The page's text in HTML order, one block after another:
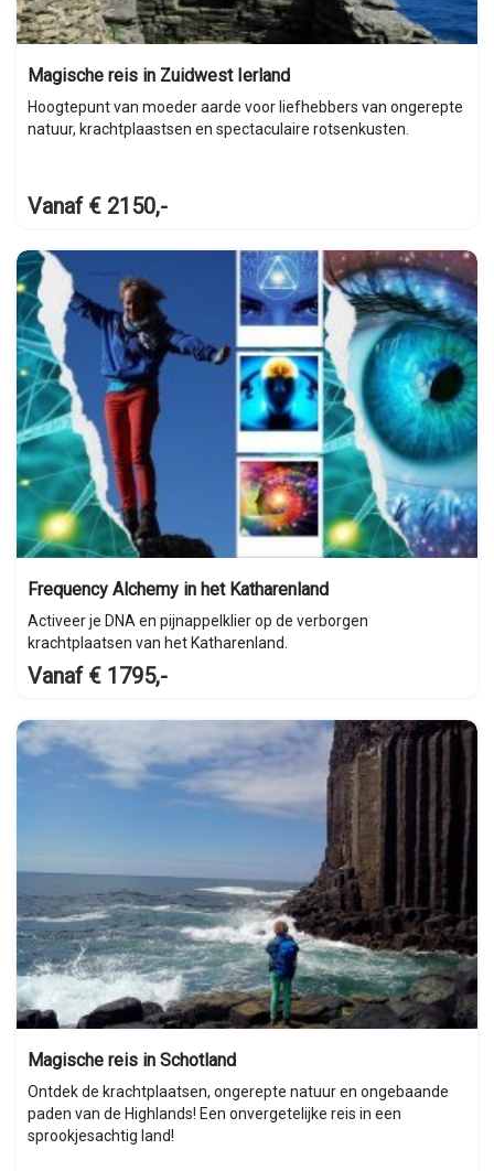
Magische reis in Zuidwest Ierland
Hoogtepunt van moeder aarde voor liefhebbers van ongerepte
natuur, krachtplaastsen en spectaculaire rotsenkusten.
Vanaf € 2150,-
Frequency Alchemy in het Katharenland
Activeer je DNA en pijnappelklier op de verborgen
krachtplaatsen van het Katharenland.
Vanaf € 1795,-
Magische reis in Schotland
Ontdek de krachtplaatsen, ongerepte natuur en ongebaande
paden van de Highlands! Een onvergetelijke reis in een
sprookjesachtig land!